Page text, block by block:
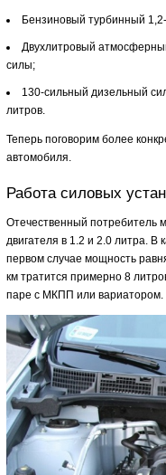
Бензиновый турбинный
Двухлитровый
силы;
130-сильный дизельный
литров.
Теперь поговорим более
автомобиля.
Работа силовых
Отечественный потребитель
двигателя в 1.2 и 2.0 литра. В
первом случае мощность
км тратится примерно 8
паре с МКПП или вариатором.